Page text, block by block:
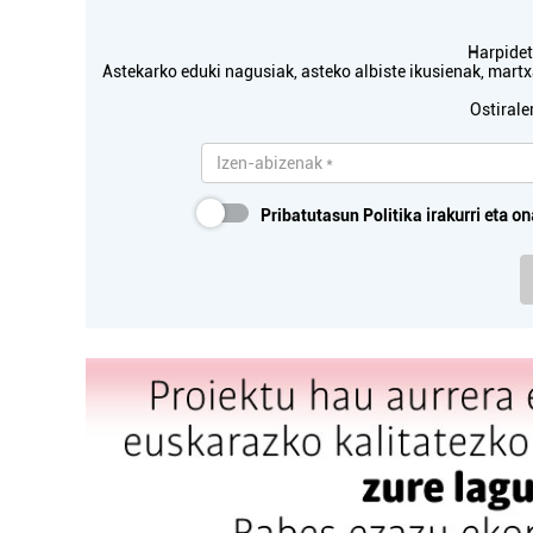
Astekarko eduki nagusiak, asteko albiste ikusienak,
Pribatutasun Politika irakurri eta
LAB SINDIKATUA IRUN
Irun